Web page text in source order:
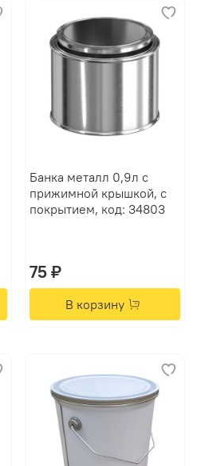
Банка металл 0,9л с
прижимной крышкой, с
покрытием, код: 34803
75 ₽
В корзину